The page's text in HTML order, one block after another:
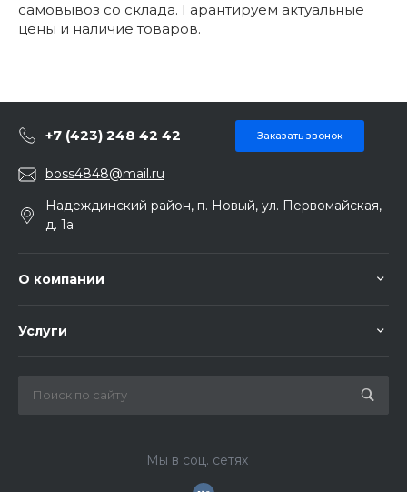
самовывоз со склада. Гарантируем актуальные
цены и наличие товаров.
+7 (423) 248 42 42 Заказать звонок
boss4848@mail.ru
Надеждинский район, п. Новый, ул. Первомайская,
д. 1а
О компании
Услуги
Мы в соц. сетях